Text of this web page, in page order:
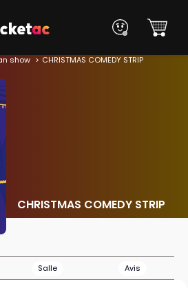
show CHRISTMAS COMEDY STRIP
CHRISTMAS COMEDY STRIP
Salle Avis